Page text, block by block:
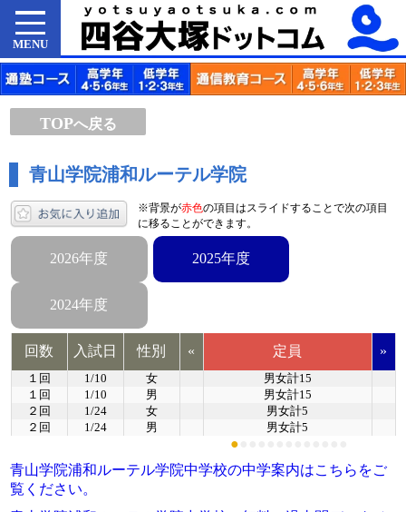
MENU
TOPへ戻る
青山学院浦和ルーテル学院
※背景が赤色の項目はスライドすることで次の項目
に移ることができます。
2026年度 2025年度
2024年度
回数 入試日 性別 « 定員 »
１回 1/10 女
男女計15
１回
1/10 男
男女計15
２回
1/24 女
男女計5
２回
1/24 男 男女計5
●
青山学院浦和ルーテル学院中学校の中学案内はこちらをご
覧ください。